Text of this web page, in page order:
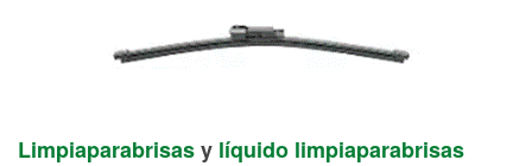
Limpiaparabrisasy líquido limpiaparabrisas